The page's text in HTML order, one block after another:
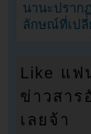
นานะปราก
ลักษณ์ที่เปลี่
Like แฟ
ข่าวสาร
เลยจ้า